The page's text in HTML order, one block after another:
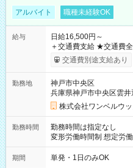
アルバイト 職種未経験OK
給与
日給16,500円～
＋交通費支給 ★交通費全額支給！ ★日払いOK！（規定あり） ┗
働いたその日に現金
交通費別途支給あり
勤務地
神戸市中央区
兵庫県神戸市中央区雲井
株式会社ワンベルウ
勤務時間
勤務時間は指定なし
変形労働時間制 想定労働時間160時
00～20：00
期間 単発・1日のみOK